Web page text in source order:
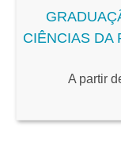
CIÊNCIAS DA
A partir